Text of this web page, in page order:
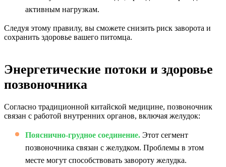
активным нагрузкам.
Следуя этому правилу, вы сможете снизить риск заворота и
сохранить здоровье вашего питомца.
Энергетические потоки и здоровье
позвоночника
Согласно традиционной китайской медицине, позвоночник
связан с работой внутренних органов, включая желудок:
Пояснично-грудное соединение. Этот сегмент
позвоночника связан с желудком. Проблемы в этом
месте могут способствовать завороту желудка.